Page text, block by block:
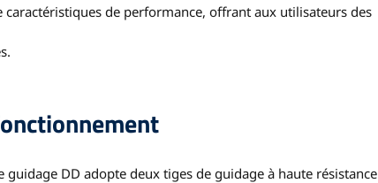
de performance, offrant aux utilisateurs des
guidage DD adopte deux tiges de guidage à haute résistance